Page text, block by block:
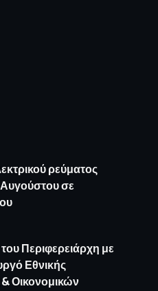
ρεύματος
Αυγούστου σε
Περιφερειάρχη με
Εθνικής
Οικονομικών